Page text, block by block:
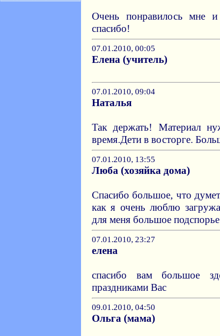
Очень понравилось мне
спасибо!
07.01.2010, 00:05
Елена (учитель)
07.01.2010, 09:04
Наталья
Так держать! Материал
время.Дети в восторге.
07.01.2010, 13:55
Люба (хозяйка дома)
Спасибо большое, что
как я очень люблю
для меня большое
07.01.2010, 23:27
елена
спасибо вам большое
праздниками Вас
09.01.2010, 04:50
Ольга (мама)